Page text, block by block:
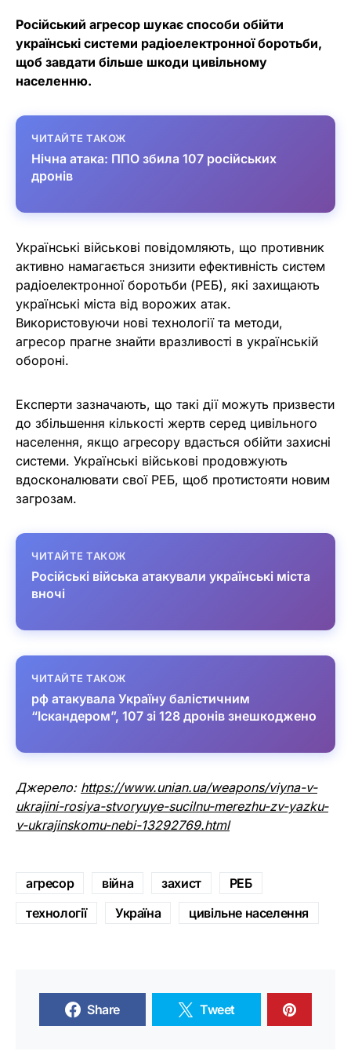
Російський агресор шукає способи обійти
українські системи радіоелектронної боротьби,
щоб завдати більше шкоди цивільному
населенню.
ЧИТАЙТЕ ТАКОЖ
Нічна атака: ППО збила 107 російських
дронів
Українські військові повідомляють, що противник
активно намагається знизити ефективність систем
радіоелектронної боротьби (РЕБ), які захищають
українські міста від ворожих атак.
Використовуючи нові технології та методи,
агресор прагне знайти вразливості в українській
обороні.
Експерти зазначають, що такі дії можуть призвести
до збільшення кількості жертв серед цивільного
населення, якщо агресору вдасться обійти захисні
системи. Українські військові продовжують
вдосконалювати свої РЕБ, щоб протистояти новим
загрозам.
ЧИТАЙТЕ ТАКОЖ
Російські війська атакували українські міста
вночі
ЧИТАЙТЕ ТАКОЖ
рф атакувала Україну балістичним
“Іскандером”, 107 зі 128 дронів знешкоджено
Джерело: https://www.unian.ua/weapons/viyna-v-
ukrajini-rosiya-stvoryuye-sucilnu-merezhu-zv-yazku-
v-ukrajinskomu-nebi-13292769.html
агресор війна захист
РЕБ
технології
Україна цивільне населення
Share Tweet